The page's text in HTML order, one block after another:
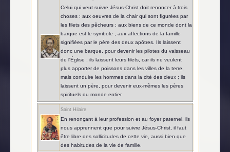
Celui qui veut suivre Jésus-Christ doit renoncer à trois
choses : aux oeuvres de la chair qui sont figurées par
les filets des pêcheurs ; aux biens de ce monde dont la
barque est le symbole ; aux affections de la famille
signifiées par le père des deux apôtres. Ils laissent
donc une barque, pour devenir les pilotes du vaisseau
de l'Église ; ils laissent leurs filets, car ils ne veulent
plus apporter de poissons dans les villes de la terre,
mais conduire les hommes dans la cité des cieux ; ils
laissent un père, pour devenir eux-mêmes les pères
spirituels du monde entier.
Saint Hilaire
En renonçant à leur profession et au foyer paternel, ils
nous apprennent que pour suivre Jésus-Christ, il faut
être libre des sollicitudes de cette vie, aussi bien que
des habitudes de la vie de famille.